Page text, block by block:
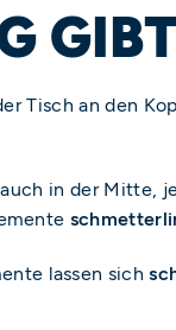
Tisch an den
in der Mitte,
lassen sich